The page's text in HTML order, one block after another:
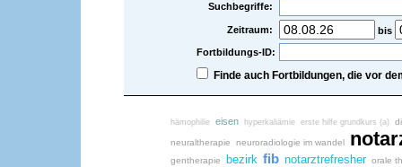
Suchbegriffe:
Zeitraum:
bis
Fortbildungs-ID:
Finde auch Fortbildungen, die vor
hämophilie eisen hyperkaliämie erste hilfe grundkurs (a)
neuraltherapie neuroradiologie im wandel
gentherapie bezirk fib notarztrefresher orale